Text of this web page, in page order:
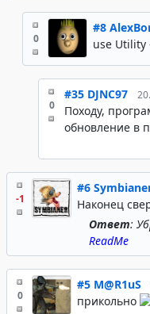
0
#8
use Utility
0
#35 DJNC97
Походу,
обновление в
-1
#6
Наконец
Ответ:
ReadMe
0
#5 M@R1uS
прикольно